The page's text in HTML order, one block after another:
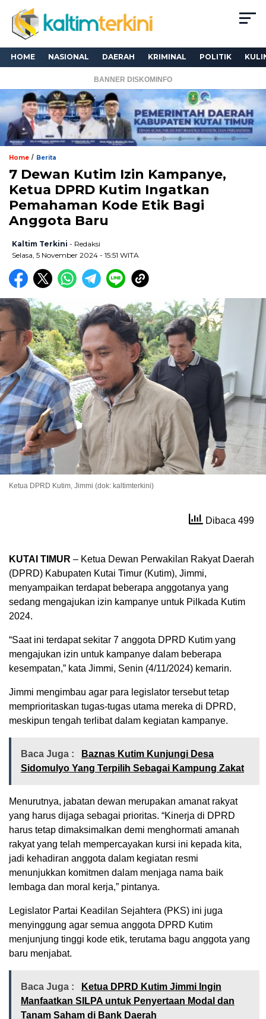
HOME NASIONAL DAERAH KRIMINAL POLITIK
BANNER DISKOMINFO
Home / Berita
7 Dewan Kutim Izin Kampanye,
Ketua DPRD Kutim Ingatkan
Pemahaman Kode Etik Bagi
Anggota Baru
Kaltim Terkini - Redaksi
Selasa, 5 November 2024 - 15:51 WITA
Ketua DPRD Kutim, Jimmi (dok: kaltimterkini)
Dibaca 499
KUTAI TIMUR – Ketua Dewan Perwakilan Rakyat Daerah
(DPRD) Kabupaten Kutai Timur (Kutim), Jimmi,
menyampaikan terdapat beberapa anggotanya yang
sedang mengajukan izin kampanye untuk Pilkada Kutim
2024.
“Saat ini terdapat sekitar 7 anggota DPRD Kutim yang
mengajukan izin untuk kampanye dalam beberapa
kesempatan,” kata Jimmi, Senin (4/11/2024) kemarin.
Jimmi mengimbau agar para legislator tersebut tetap
memprioritaskan tugas-tugas utama mereka di DPRD,
meskipun tengah terlibat dalam kegiatan kampanye.
Baca Juga :
Baznas Kutim Kunjungi Desa
Sidomulyo Yang Terpilih Sebagai Kampung Zakat
Menurutnya, jabatan dewan merupakan amanat rakyat
yang harus dijaga sebagai prioritas. “Kinerja di DPRD
harus tetap dimaksimalkan demi menghormati amanah
rakyat yang telah mempercayakan kursi ini kepada kita,
jadi kehadiran anggota dalam kegiatan resmi
menunjukkan komitmen dalam menjaga nama baik
lembaga dan moral kerja,” pintanya.
Legislator Partai Keadilan Sejahtera (PKS) ini juga
menyinggung agar semua anggota DPRD Kutim
menjunjung tinggi kode etik, terutama bagu anggota yang
baru menjabat.
Baca Juga :
Ketua DPRD Kutim Jimmi Ingin
Manfaatkan SILPA untuk Penyertaan Modal dan
Tanam Saham di Bank Daerah